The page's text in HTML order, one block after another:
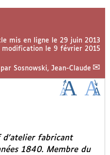
mis en ligne le 29 juin 2013
modification le 9 février 2015
par Sosnowski, Jean-Claude
d’atelier fabricant
1840. Membre du